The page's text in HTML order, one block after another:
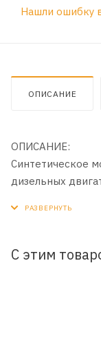
Нашли ошибку
ОПИСАНИЕ
ОПИСАНИЕ:
Синтетическое
дизельных
Разработано с
С этим